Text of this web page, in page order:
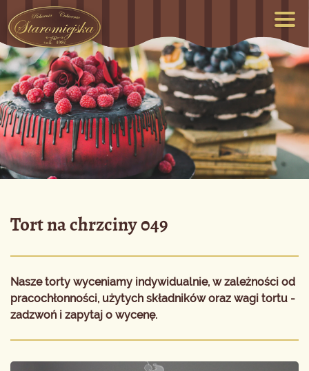
Tort na chrzciny 049
Nasze torty wyceniamy indywidualnie, w zależności od
pracochłonności, użytych składników oraz wagi tortu -
zadzwoń i zapytaj o wycenę.